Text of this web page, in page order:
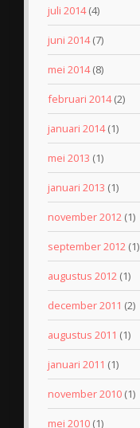
juli 2014(4)
juni 2014(7)
mei 2014(8)
februari 2014(2)
januari 2014(1)
mei 2013 (1)
januari 2013 (1)
november 2012 (1)
september 2012 (1)
augustus 2012 (1)
december 2011 (2)
augustus 2011 (1)
januari 2011 (1)
november 2010 (1)
mei 2010 (1)